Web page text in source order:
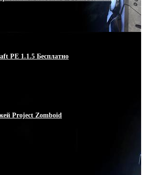
PE 1.1.5 Бесплатно
Project Zomboid